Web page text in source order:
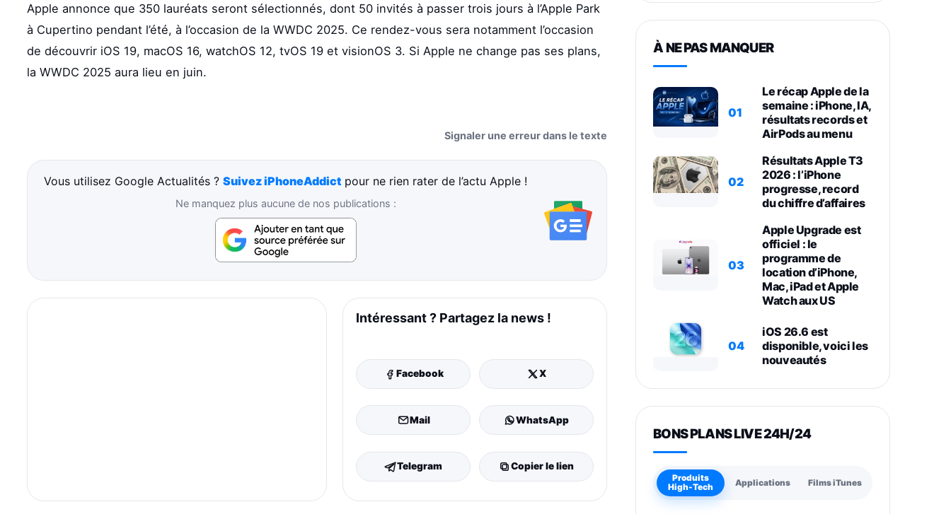
Apple annonce que 350 lauréats seront sélectionnés, dont 50 invités à passer trois jours à l’Apple Park
à Cupertino pendant l’été, à l’occasion de la WWDC 2025. Ce rendez-vous sera notamment l’occasion
de découvrir iOS 19, macOS 16, watchOS 12, tvOS 19 et visionOS 3. Si Apple ne change pas ses plans,
la WWDC 2025 aura lieu en juin.
Signaler une erreur dans le texte
Vous utilisez Google Actualités ?Suivez iPhoneAddict pour ne rien rater de l’actu Apple !
Ne manquez plus aucune de nos publications :
Intéressant ? Partagez la news !
Facebook X
Mail WhatsApp
Telegram Copier le lien
À NE PAS MANQUER
01
Le récap Apple de la
semaine : iPhone, IA,
résultats records et
AirPods au menu
02
Résultats Apple T3
2026 : l’iPhone
progresse, record
du chiffre d’affaires
03
Apple Upgrade est
officiel : le
programme de
location d’iPhone,
Mac, iPad et Apple
Watch aux US
04
iOS 26.6 est
disponible, voici les
nouveautés
BONS PLANS LIVE 24H/24
Produits
High-Tech
Applications Films iTunes